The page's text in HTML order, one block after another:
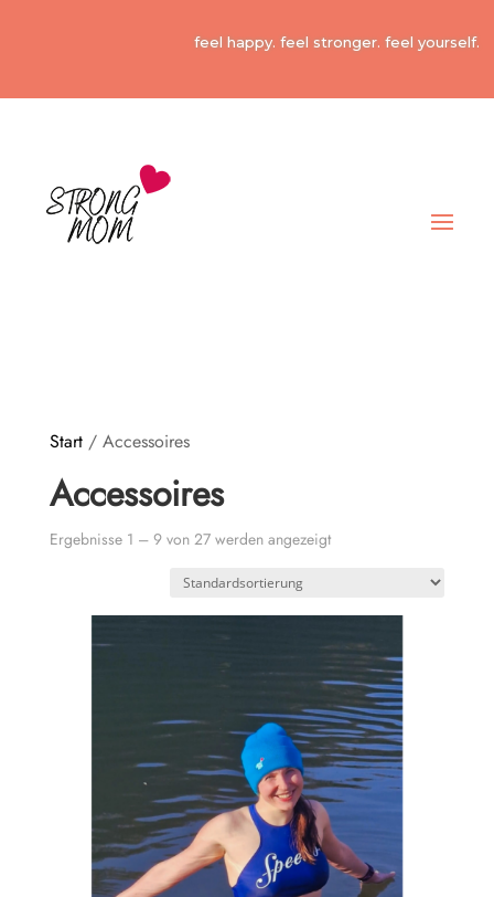
feel happy. feel stronger. feel yourself.
Start/ Accessoires
Accessoires
Ergebnisse 1 – 9 von 27 werden angezeigt